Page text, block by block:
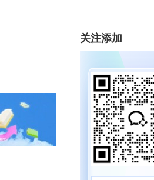
关注添加